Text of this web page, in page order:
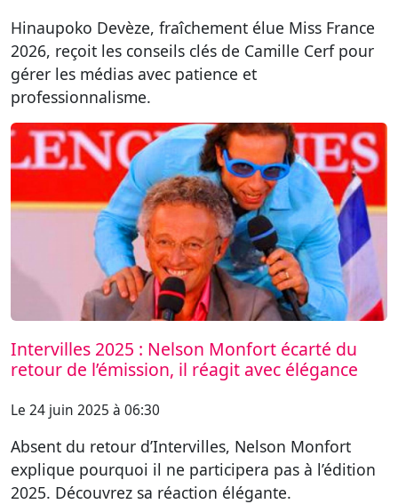
Hinaupoko Devèze, fraîchement élue Miss France
2026, reçoit les conseils clés de Camille Cerf pour
gérer les médias avec patience et
professionnalisme.
Intervilles 2025 : Nelson Monfort écarté du
retour de l’émission, il réagit avec élégance
Le 24 juin 2025 à 06:30
Absent du retour d’Intervilles, Nelson Monfort
explique pourquoi il ne participera pas à l’édition
2025. Découvrez sa réaction élégante.